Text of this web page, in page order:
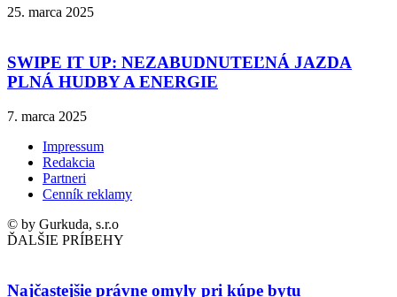
25. marca 2025
SWIPE IT UP: NEZABUDNUTEĽNÁ JAZDA
PLNÁ HUDBY A ENERGIE
7. marca 2025
Impressum
Redakcia
Partneri
Cenník reklamy
© by Gurkuda, s.r.o
ĎALŠIE PRÍBEHY
Najčastejšie právne omyly pri kúpe bytu